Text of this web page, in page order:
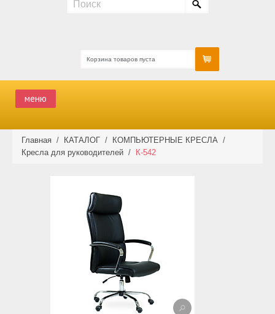
Корзина товаров пуста
меню
КАТАЛОГ
ФОТО РАБОТ
Главная / КАТАЛОГ / КОМПЬЮТЕРНЫЕ КРЕСЛА /
Кресла для руководителей / К-542